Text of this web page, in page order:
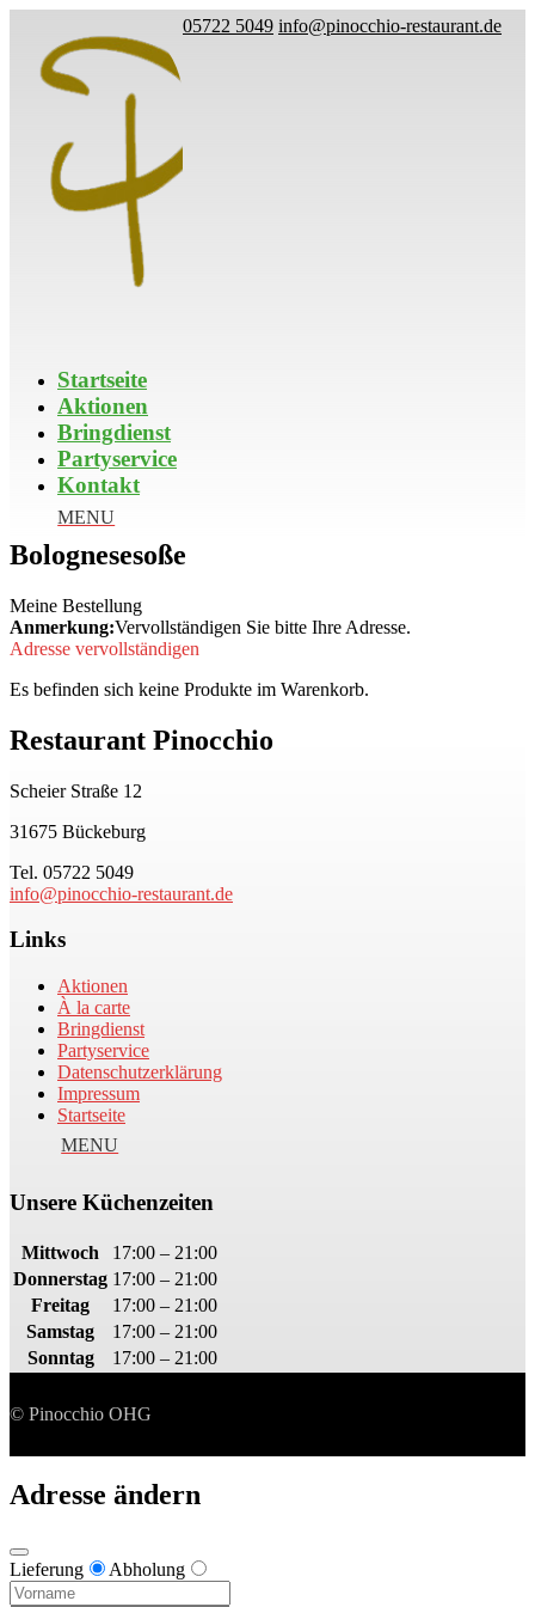
05722 5049 info@pinocchio-restaurant.de
Startseite
Aktionen
Bringdienst
Partyservice
Kontakt
Bolognesesoße
Meine Bestellung
Anmerkung:Vervollständigen Sie bitte Ihre Adresse.
Adresse vervollständigen
Es befinden sich keine Produkte im Warenkorb.
Restaurant Pinocchio
Scheier Straße 12
31675 Bückeburg
Tel. 05722 5049
info@pinocchio-restaurant.de
Links
Aktionen
À la carte
Bringdienst
Partyservice
Datenschutzerklärung
Impressum
Startseite
Unsere Küchenzeiten
Mittwoch
17:00 – 21:00
Donnerstag 17:00 – 21:00
Freitag
17:00 – 21:00
Samstag
17:00 – 21:00
Sonntag
17:00 – 21:00
© Pinocchio OHG
Adresse ändern
Lieferung Abholung